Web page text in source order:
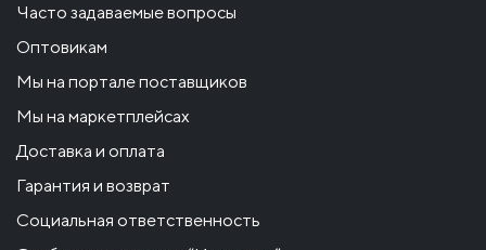
Часто задаваемые вопросы
Оптовикам
Мы на портале поставщиков
Мы на маркетплейсах
Доставка и оплата
Гарантия и возврат
Социальная ответственность